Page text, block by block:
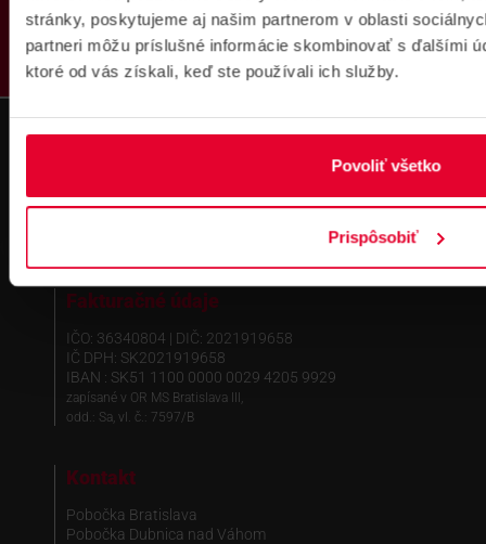
stránky, poskytujeme aj našim partnerom v oblasti
partneri môžu príslušné informácie skombinovať s ďalšími
ktoré od vás získali, keď ste používali ich služby.
Povoliť všetko
Prispôsobiť
Prihlásenie
Fakturačné údaje
IČO: 36340804 | DIČ: 2021919658
IČ DPH: SK2021919658
IBAN : SK51 1100 0000 0029 4205 9929
zapísané v OR MS Bratislava III,
odd.: Sa, vl. č.: 7597/B
Kontakt
Pobočka Bratislava
Pobočka Dubnica nad Váhom